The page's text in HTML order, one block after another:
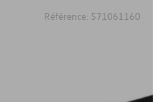
Référence: 571061160